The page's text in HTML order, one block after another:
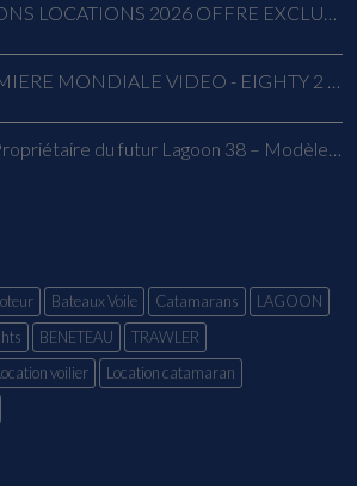
RÉSERVATIONS LOCATIONS 2026 OFFRE EXCLUSIVE
AVANT PREMIERE MONDIALE VIDEO - EIGHTY 2 LAGOON
WANTED : Propriétaire du futur Lagoon 38 – Modèle 2026
Bateaux Voile Catamarans
LAGOON
BENETEAU
TRAWLER
voilier
Location catamaran